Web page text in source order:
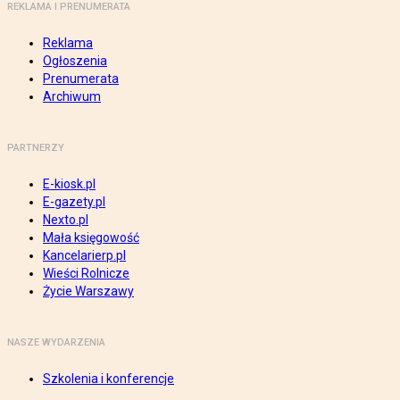
REKLAMA I PRENUMERATA
Reklama
Ogłoszenia
Prenumerata
Archiwum
PARTNERZY
E-kiosk.pl
E-gazety.pl
Nexto.pl
Mała księgowość
Kancelarierp.pl
Wieści Rolnicze
Życie Warszawy
NASZE WYDARZENIA
Szkolenia i konferencje